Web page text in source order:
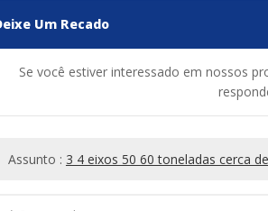
Um Recado
Se você estiver interessado em nossos
Assunto : 3 4 eixos 50 60 toneladas cerca